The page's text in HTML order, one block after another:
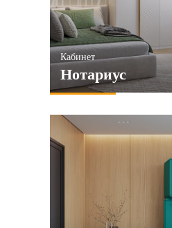
Кабинет
Нотариус